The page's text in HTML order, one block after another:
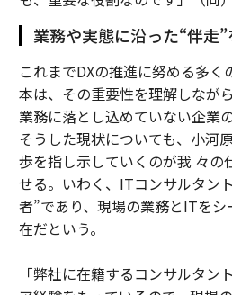
業務や実態に沿った“伴走”
これまでDXの推進に努める多
本は、その重要性を理解しなが
業務に落とし込めていない企業
そうした現状についても、小河
歩を指し示していくのが我 々の
せる。いわく、ITコンサルタン
者”であり、現場の業務とITを
在だという。
「弊社に在籍するコンサルタン